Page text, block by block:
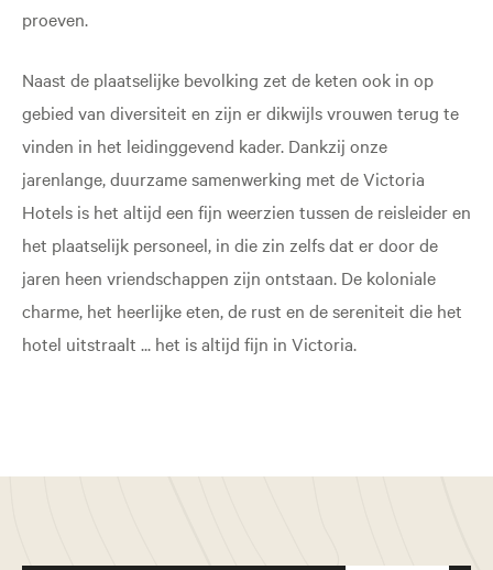
proeven.
Naast de plaatselijke bevolking zet de keten ook in op
gebied van diversiteit en zijn er dikwijls vrouwen terug te
vinden in het leidinggevend kader. Dankzij onze
jarenlange, duurzame samenwerking met de Victoria
Hotels is het altijd een fijn weerzien tussen de reisleider en
het plaatselijk personeel, in die zin zelfs dat er door de
jaren heen vriendschappen zijn ontstaan. De koloniale
charme, het heerlijke eten, de rust en de sereniteit die het
hotel uitstraalt ... het is altijd fijn in Victoria.